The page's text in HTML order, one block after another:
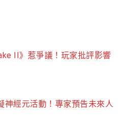
II》惹爭議！玩家批評影響
神經元活動！專家預告未來人